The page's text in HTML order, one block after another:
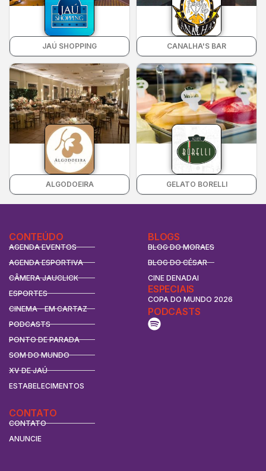
JAÚ SHOPPING CANALHA'S BAR
ALGODOEIRA GELATO BORELLI
CONTEÚDO
AGENDA EVENTOS
AGENDA ESPORTIVA
CÂMERA JAUCLICK
ESPORTES
CINEMA - EM CARTAZ
PODCASTS
PONTO DE PARADA
SOM DO MUNDO
XV DE JAÚ
ESTABELECIMENTOS
BLOGS
BLOG DO MORAES
BLOG DO CÉSAR
CINE DENADAI
ESPECIAIS
COPA DO MUNDO 2026
CONTATO
CONTATO
ANUNCIE
PODCASTS